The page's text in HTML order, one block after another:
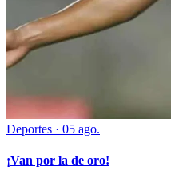
Deportes · 05 ago.
¡Van por la de oro!